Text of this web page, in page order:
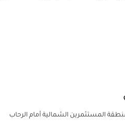
المستثمرين الشمالية أمام الرحاب